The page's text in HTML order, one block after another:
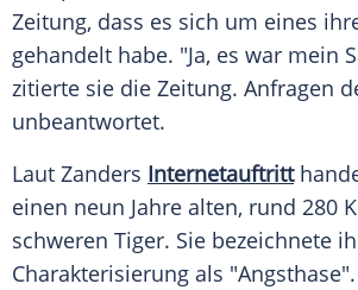
Zeitung, dass es sich um eines
gehandelt habe. "Ja, es war mein
zitierte sie die Zeitung. Anfragen
unbeantwortet.
Laut Zanders Internetauftritt
einen neun Jahre alten, rund 280
schweren Tiger. Sie bezeichnete
Charakterisierung als